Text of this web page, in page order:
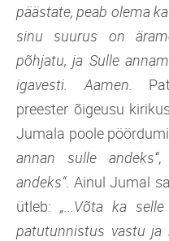
päästate, peab olema
sinu suurus on
põhjatu, ja Sulle
igavesti. Aamen.
preester õigeusu
Jumala poole
annan sulle andeks“,
andeks“. Ainul Jumal
ütleb:„...Võta ka
patutunnistus vastu ja